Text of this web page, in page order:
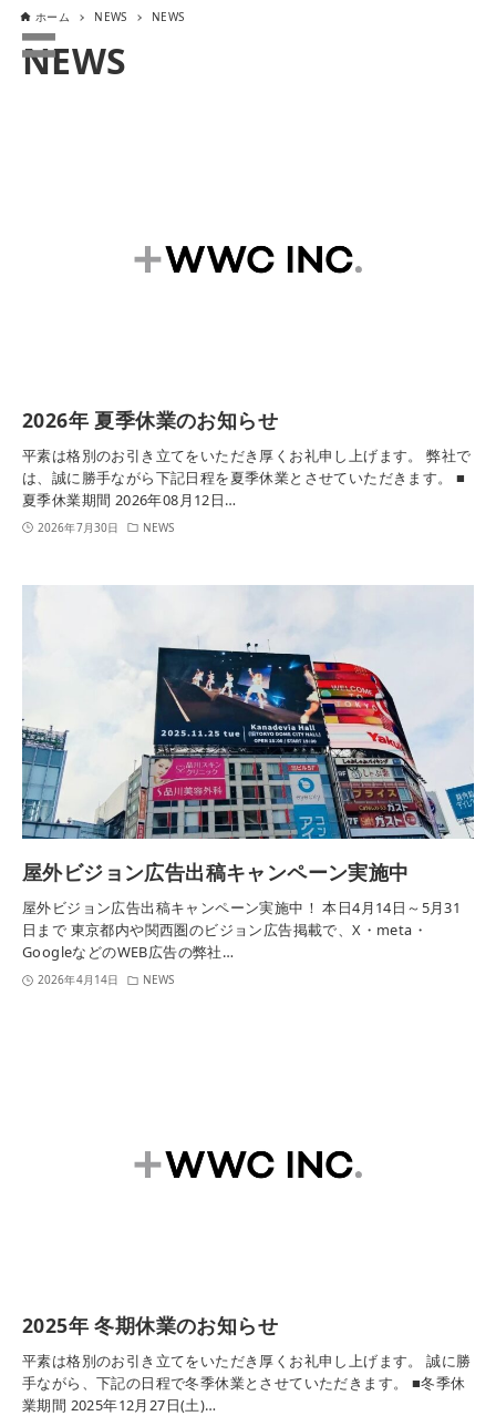
ホーム NEWS NEWS
NEWS
2026年 夏季休業のお知らせ
平素は格別のお引き立てをいただき厚くお礼申し上げます。 弊社で
は、誠に勝手ながら下記日程を夏季休業とさせていただきます。 ■
夏季休業期間 2026年08月12日…
2026年7月30日 NEWS
屋外ビジョン広告出稿キャンペーン実施中
屋外ビジョン広告出稿キャンペーン実施中！ 本日4月14日～5月31
日まで 東京都内や関西圏のビジョン広告掲載で、X・meta・
GoogleなどのWEB広告の弊社…
2026年4月14日 NEWS
2025年 冬期休業のお知らせ
平素は格別のお引き立てをいただき厚くお礼申し上げます。 誠に勝
手ながら、下記の日程で冬季休業とさせていただきます。 ■冬季休
業期間 2025年12月27日(土)…